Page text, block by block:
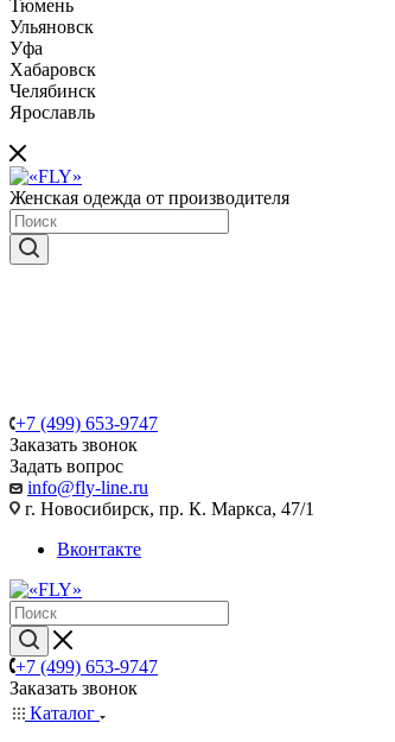
Тюмень
Ульяновск
Уфа
Хабаровск
Челябинск
Ярославль
Женская одежда от производителя
+7 (499) 653-9747
Заказать звонок
Задать вопрос
info@fly-line.ru
г. Новосибирск, пр. К. Маркса, 47/1
Вконтакте
+7 (499) 653-9747
Заказать звонок
Каталог